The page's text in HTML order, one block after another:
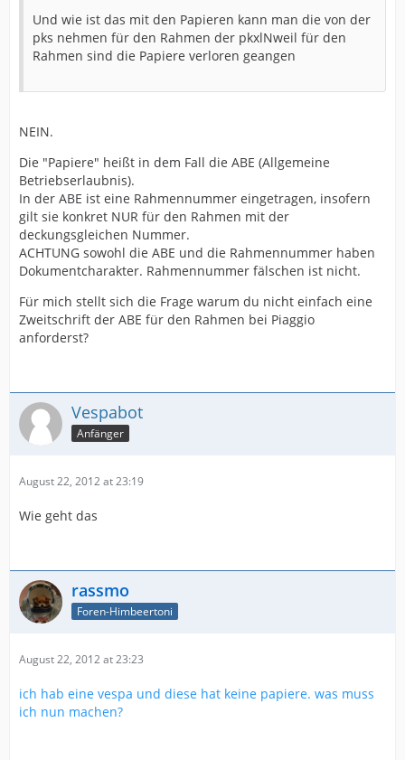
Und wie ist das mit den Papieren kann man die von der
pks nehmen für den Rahmen der pkxlNweil für den
Rahmen sind die Papiere verloren geangen
NEIN.
Die "Papiere" heißt in dem Fall die ABE (Allgemeine
Betriebserlaubnis).
In der ABE ist eine Rahmennummer eingetragen, insofern
gilt sie konkret NUR für den Rahmen mit der
deckungsgleichen Nummer.
ACHTUNG sowohl die ABE und die Rahmennummer haben
Dokumentcharakter. Rahmennummer fälschen ist nicht.
Für mich stellt sich die Frage warum du nicht einfach eine
Zweitschrift der ABE für den Rahmen bei Piaggio
anforderst?
Vespabot
Anfänger
August 22, 2012 at 23:19
Wie geht das
rassmo
Foren-Himbeertoni
August 22, 2012 at 23:23
ich hab eine vespa und diese hat keine papiere. was muss
ich nun machen?